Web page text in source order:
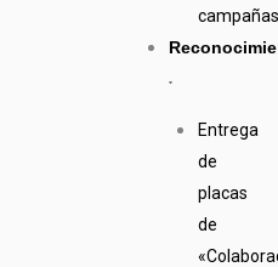
Entrega
de
placas
de